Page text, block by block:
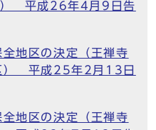
） 平成26年4月9日告
地区の決定（王禅寺
） 平成25年2月13日
地区の決定（王禅寺